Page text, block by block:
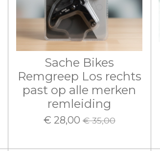
Sache Bikes
Remgreep Los rechts
past op alle merken
remleiding
€ 28,00 € 35,00